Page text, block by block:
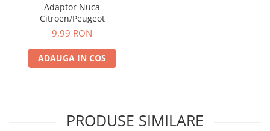
Adaptor Nuca
Citroen/Peugeot
9,99 RON
ADAUGA IN COS
PRODUSE SIMILARE